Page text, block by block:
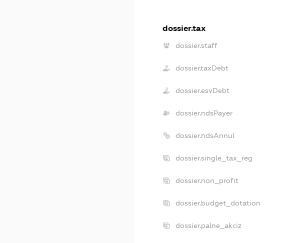
dossier.tax
dossier.staff
dossier.taxDebt
dossier.esvDebt
dossier.ndsPayer
dossier.ndsAnnul
dossier.single_tax_reg
dossier.non_profit
dossier.budget_dotation
dossier.palne_akciz